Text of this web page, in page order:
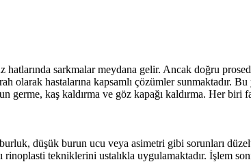
sarkmalar meydana gelir. Ancak doğru
olarak hastalarına kapsamlı çözümler sunmaktadır.
kaş kaldırma ve göz kapağı kaldırma. Her biri
düşük burun ucu veya asimetri gibi sorunları
rinoplasti tekniklerini ustalıkla uygulamaktadır. İşlem